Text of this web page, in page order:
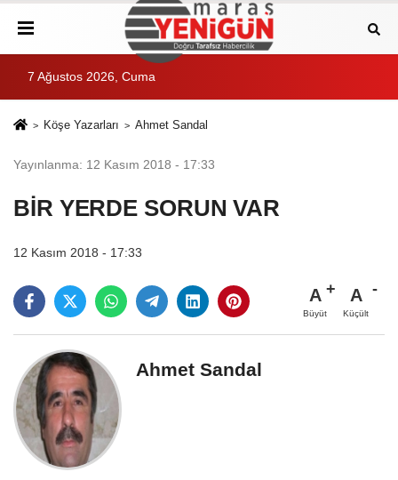
7 Ağustos 2026, Cuma
Köşe Yazarları Ahmet Sandal
Yayınlanma: 12 Kasım 2018 - 17:33
BİR YERDE SORUN VAR
12 Kasım 2018 - 17:33
A
Büyüt
A
Küçült
Ahmet Sandal